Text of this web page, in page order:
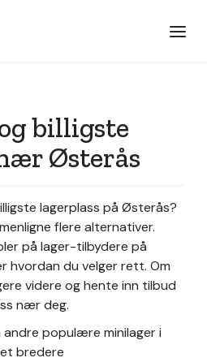
billigste
Østerås
lagerplass på Østerås?
flere alternativer.
på lager-tilbydere på
hvordan du velger rett. Om
videre og hente inn tilbud
nær deg.
populære minilager i
bredere